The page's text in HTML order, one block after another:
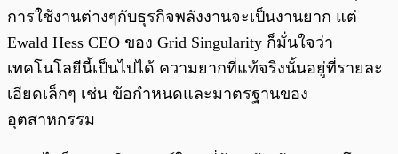
การใช้งานต่างๆกับธุรกิจพลังงานจะเป็นงานยาก แต่
Ewald Hess CEO ของ Grid Singularity ก็มั่นใจว่า
เทคโนโลยีนี้เป็นไปได้ ความยากที่แท้จริงนั้นอยู่ที่รายละ
เอียดเล็กๆ เช่น ข้อกำหนดและมาตรฐานของ
อุตสาหกรรม